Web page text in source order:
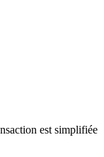
est simplifiée